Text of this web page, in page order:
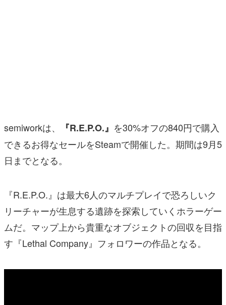
semiworkは、 『R.E.P.O.』 を30%オフの840円で購入
できるお得なセールをSteamで開催した。期間は9月5
日までとなる。
『R.E.P.O.』は最大6人のマルチプレイで恐ろしいク
リーチャーが生息する遺跡を探索していくホラーゲー
ムだ。マップ上から貴重なオブジェクトの回収を目指
す『Lethal Company』フォロワーの作品となる。